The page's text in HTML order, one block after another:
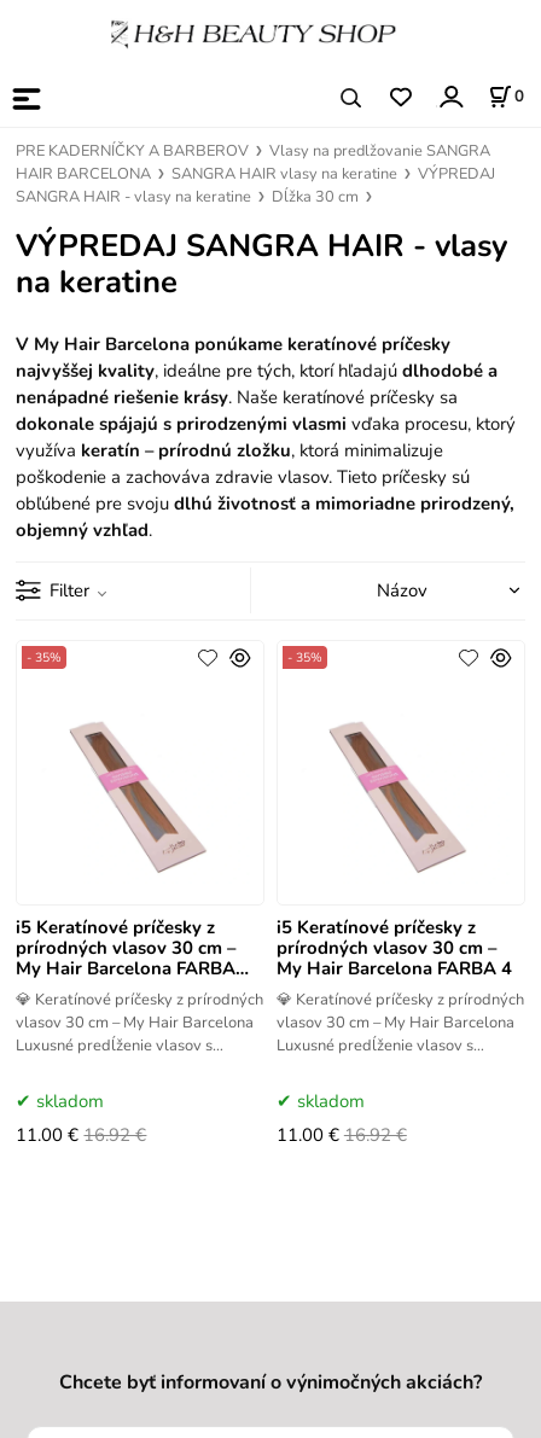
0
PRE KADERNÍČKY A BARBEROV
Vlasy na predlžovanie SANGRA
HAIR BARCELONA
SANGRA HAIR vlasy na keratine
VÝPREDAJ
SANGRA HAIR - vlasy na keratine
Dĺžka 30 cm
VÝPREDAJ SANGRA HAIR - vlasy
na keratine
V My Hair Barcelona ponúkame keratínové príčesky
najvyššej kvality, ideálne pre tých, ktorí hľadajúdlhodobé a
nenápadné riešenie krásy. Naše keratínové príčesky sa
dokonale spájajú s prirodzenými vlasmi vďaka procesu, ktorý
využíva keratín – prírodnú zložku, ktorá minimalizuje
poškodenie a zachováva zdravie vlasov. Tieto príčesky sú
obľúbené pre svojudlhú životnosť a mimoriadne prirodzený,
objemný vzhľad.
Filter
i5 Keratínové príčesky z
prírodných vlasov 30 cm –
My Hair Barcelona FARBA
1001
💎 Keratínové príčesky z prírodných
vlasov 30 cm – My Hair Barcelona
Luxusné predĺženie vlasov s
prirodzeným objemom
- 35%
skladom
11.00 € 16.92 €
i5 Keratínové príčesky z
prírodných vlasov 30 cm –
My Hair Barcelona FARBA 4
💎 Keratínové príčesky z prírodných
vlasov 30 cm – My Hair Barcelona
Luxusné predĺženie vlasov s
prirodzeným objemom Navštívte
- 35%
skladom
11.00 € 16.92 €
Chcete byť informovaní o výnimočných akciách?